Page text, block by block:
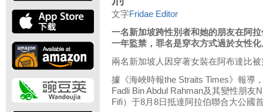
文字Fridae Editor
一名新加坡跨性別者和她的朋友在阿
一年監禁，罪名是穿衣方式過於女性化
兩名新加坡人因穿著女裝在阿布達比
據《海峽時報the Straits Times》報導
Fadli Bin Abdul Rahman及其變性朋友
Fifi）于8月8日抵達阿拉伯聯合大公國